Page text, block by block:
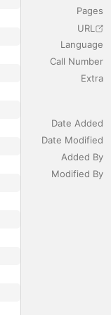
Pages
URL
Language
Call Number
Extra
Date Added
Date Modified
Added By
Modified By